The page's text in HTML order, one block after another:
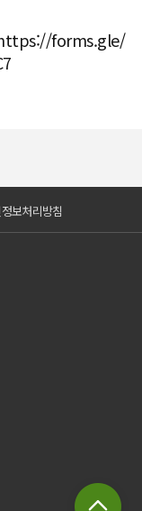
forms.gle/
보처리방침